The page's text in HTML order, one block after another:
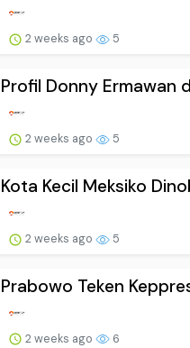
2 weeks ago 5
Profil Donny Ermawan
2 weeks ago 5
Kota Kecil Meksiko
2 weeks ago 5
Prabowo Teken
2 weeks ago 6